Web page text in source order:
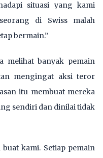
situasi yang kami
di Swiss malah
bermain.”
melihat banyak pemain
mengingat aksi teror
itu membuat mereka
sendiri dan dinilai tidak
kami. Setiap pemain